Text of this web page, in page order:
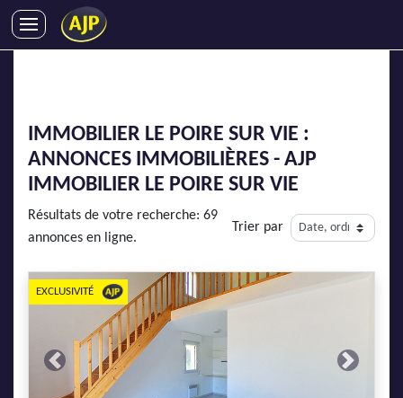
SYNDIC
IMMOBILIER NEUF
ENTREPRISES
DEVENIR FRANCHISÉ
IMMOBILIER LE POIRE SUR VIE :
ANNONCES IMMOBILIÈRES - AJP
IMMOBILIER LE POIRE SUR VIE
Résultats de votre recherche: 69
annonces en ligne.
Trier par
Previous Next
EXCLUSIVITÉ